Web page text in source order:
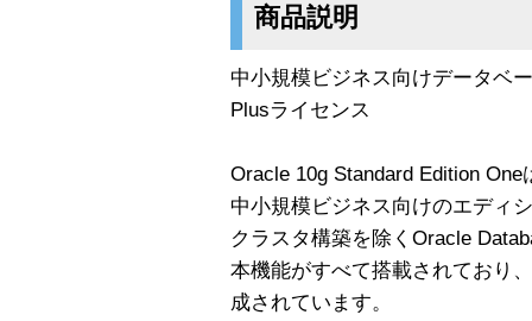
商品説明
中小規模ビジネス向けデータベ
Plusライセンス
Oracle 10g Standard Edition
中小規模ビジネス向けのエディ
クラスタ構築を除くOracle
本機能がすべて搭載されており
成されています。